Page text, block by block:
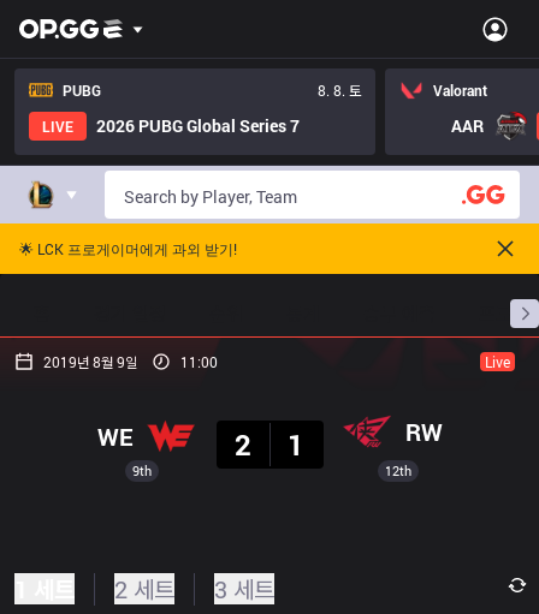
PUBG
8. 8. 토
LIVE
2026 PUBG Global Series 7
Valorant
AAR
🌟 LCK 프로게이머에게 과외 받기!
프로빌
2019년 8월 9일 11:00 Live
9th
WE
2
1 RW
12th
2 세트 3 세트